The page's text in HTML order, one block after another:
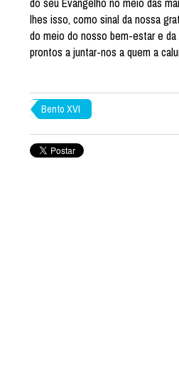
lhes isso, como sinal da nossa
do meio do nosso bem-estar e
prontos a juntar-nos a quem a
Bento XVI